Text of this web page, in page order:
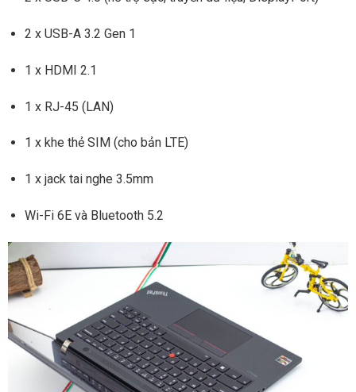
2 x USB-A 3.2 Gen 1
1 x HDMI 2.1
1 x RJ-45 (LAN)
1 x khe thẻ SIM (cho bản LTE)
1 x jack tai nghe 3.5mm
Wi-Fi 6E và Bluetooth 5.2